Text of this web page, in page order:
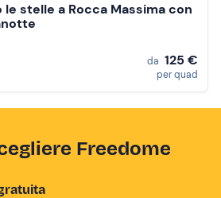
stelle a Rocca Massima con
da 125 €
per quad
Freedome